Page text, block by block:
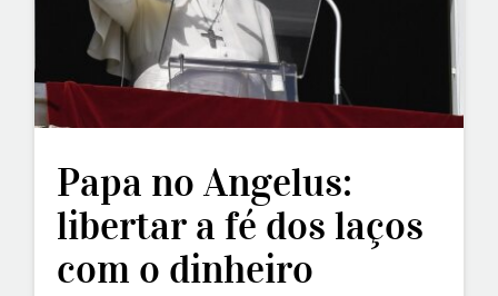
Papa no Angelus:
libertar a fé dos laços
com o dinheiro